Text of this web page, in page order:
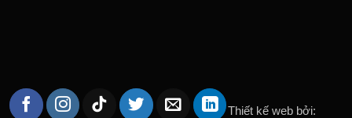
Thiết kế web bởi: